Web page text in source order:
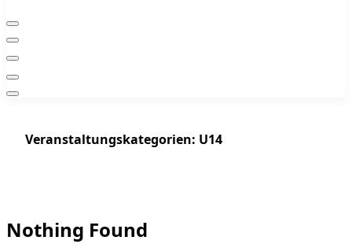
Veranstaltungskategorien: U14
Nothing Found